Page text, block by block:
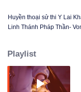
Huyền thoại sử thi Y Lai
Linh Thánh Pháp Thần-
Playlist